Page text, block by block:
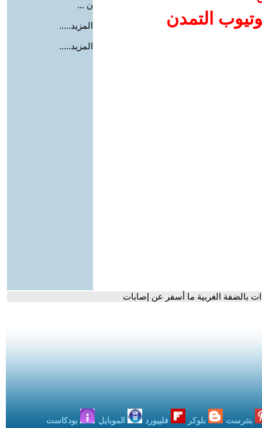
التمدن
ن ...
المزيد.....
المزيد.....
بالضفة الغربية ما أسفر عن إصابات
بنترست بلوكر فليبورد الموبايل بودكاست